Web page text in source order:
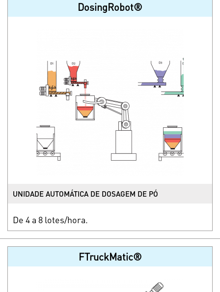
DosingRobot®
UNIDADE AUTOMÁTICA DE DOSAGEM DE PÓ
De 4 a 8 lotes/hora.
FTruckMatic®